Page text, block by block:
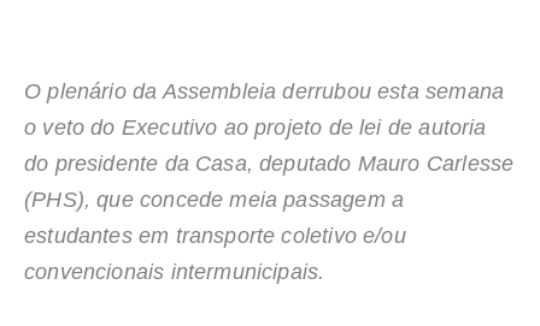
O plenário da Assembleia derrubou esta semana
o veto do Executivo ao projeto de lei de autoria
do presidente da Casa, deputado Mauro Carlesse
(PHS), que concede meia passagem a
estudantes em transporte coletivo e/ou
convencionais intermunicipais.